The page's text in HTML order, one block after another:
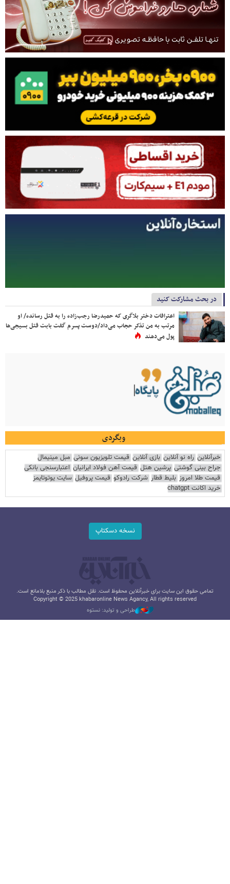
در بحث مشارکت کنید
اعترافات دختر بلاگری که حمیدرضا رجب‌زاده را به قتل رسانده/ او
مرتب به من تذکر حجاب می‌داد/دوست پسرم گفت بابت قتل بسیجی‌ها
پول می‌دهند
وبگردی
خبرآنلاین راه نو آنلاین بازی آنلاین قیمت تلویزیون سونی مبل مینیمال
جراح بینی گوشتی پرشین هتل قیمت آهن فولاد ایرانیان اعتبارسنجی بانکی
قیمت طلا امروز بلیط قطار شرکت رادوکو قیمت پروفیل سایت یوتوتایمز
خرید اکانت chatgpt
نسخه دسکتاپ
تمامی حقوق این سایت برای خبرآنلاین محفوظ است. نقل مطالب با ذکر منبع بلامانع است.
Copyright © 2025 khabaronline News Agancy, All rights reserved
طراحی و تولید: نستوه